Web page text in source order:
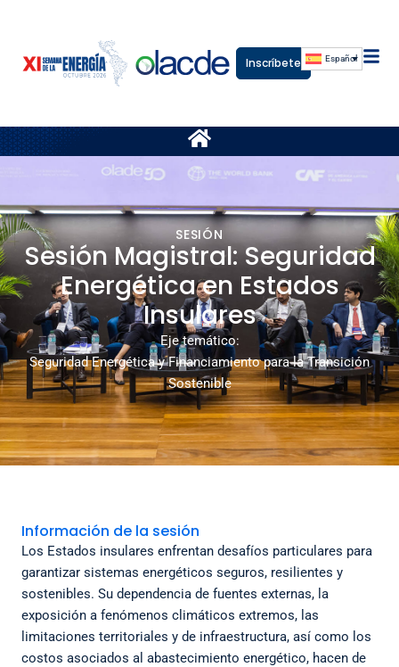
Inscríbete Español
SESIÓN
Sesión Magistral: Seguridad
Energética en Estados
Insulares
Eje temático:
Seguridad Energética y Financiamiento para la Transición
Sostenible
Información de la sesión
Los Estados insulares enfrentan desafíos particulares para
garantizar sistemas energéticos seguros, resilientes y
sostenibles. Su dependencia de fuentes externas, la
exposición a fenómenos climáticos extremos, las
limitaciones territoriales y de infraestructura, así como los
costos asociados al abastecimiento energético, hacen de